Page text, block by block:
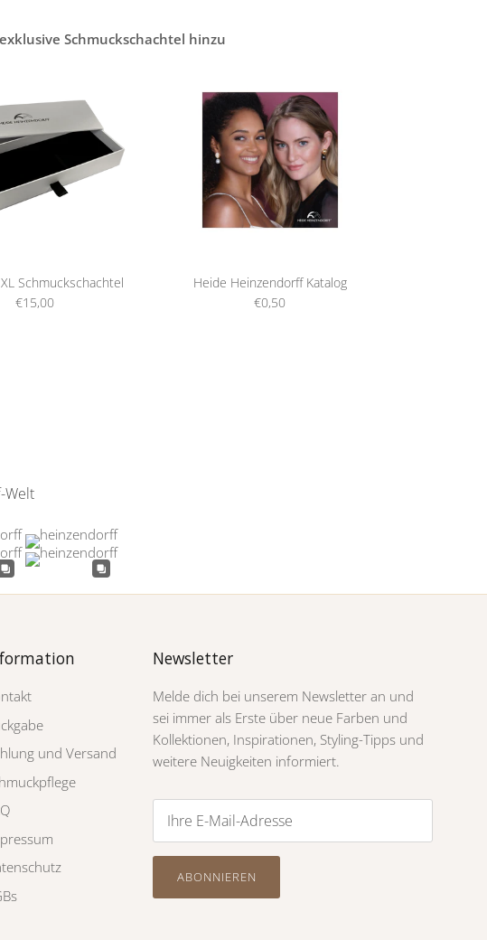
Schmuckschachtel hinzu
Schmuckschachtel
€15,00
Heide Heinzendorff Katalog
€0,50
Welt
und Versand
Newsletter
Melde dich bei unserem Newsletter an und
sei immer als Erste über neue Farben und
Kollektionen, Inspirationen, Styling-Tipps und
weitere Neuigkeiten informiert.
ABONNIEREN